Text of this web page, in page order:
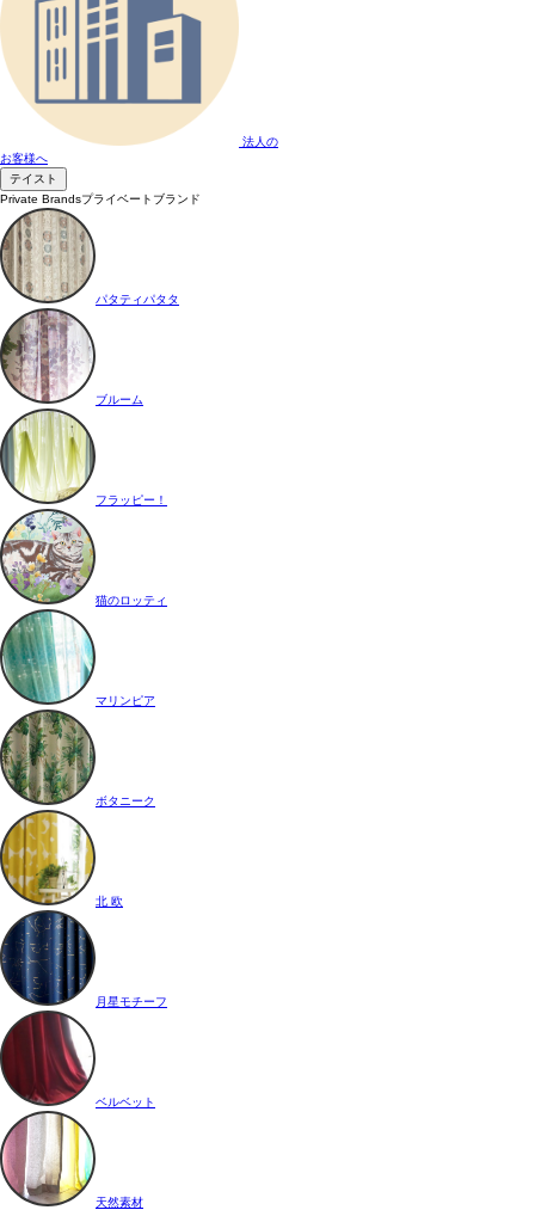
法人の
お客様へ
テイスト
Private Brandsプライベートブランド
パタティパタタ
ブルーム
フラッピー！
猫のロッティ
マリンピア
ボタニーク
北 欧
月星モチーフ
ベルベット
天然素材